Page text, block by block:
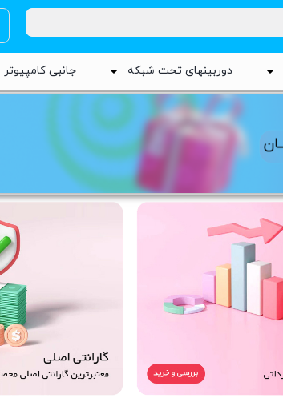
دوربینهای تحت شبکه جانبی کامپیوتر